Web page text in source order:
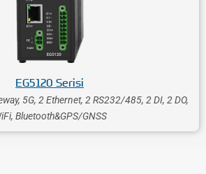
EG5120 Serisi
5G, 2 Ethernet, 2 RS232/485, 2 DI, 2 DO,
Bluetooth&GPS/GNSS